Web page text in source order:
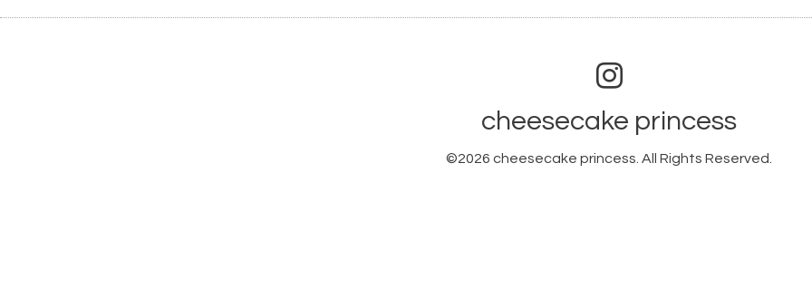
cheesecake princess
©2026 cheesecake princess . All Rights Reserved.